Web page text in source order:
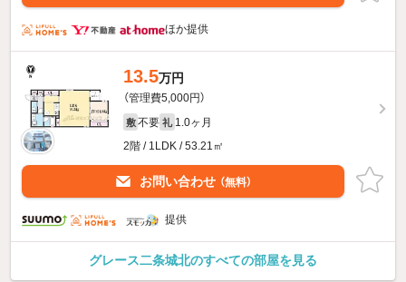
ほか提供
13.5万円
（管理費5,000円）
敷 不要 礼 1.0ヶ月
2階 / 1LDK / 53.21㎡
お問い合わせ （無料）
提供
グレース二条城北のすべての部屋を見る